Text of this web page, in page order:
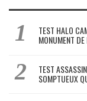
TEST HALO
MONUMENT
TEST
SOMPTUEUX